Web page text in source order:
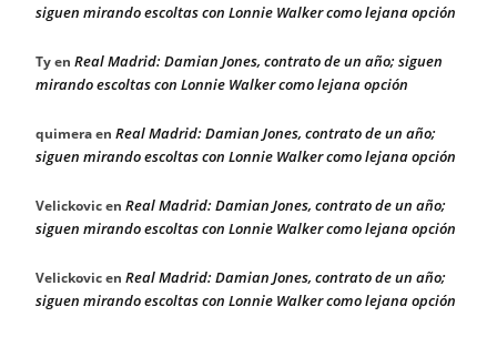
siguen mirando escoltas con Lonnie Walker como lejana opción
Tyen Real Madrid: Damian Jones, contrato de un año; siguen
mirando escoltas con Lonnie Walker como lejana opción
quimeraen Real Madrid: Damian Jones, contrato de un año;
siguen mirando escoltas con Lonnie Walker como lejana opción
Velickovicen Real Madrid: Damian Jones, contrato de un año;
siguen mirando escoltas con Lonnie Walker como lejana opción
Velickovicen Real Madrid: Damian Jones, contrato de un año;
siguen mirando escoltas con Lonnie Walker como lejana opción